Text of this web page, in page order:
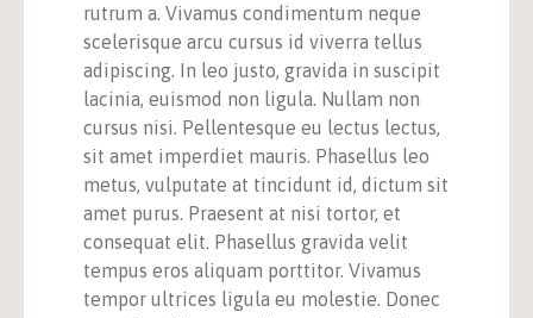
rutrum a. Vivamus condimentum neque
scelerisque arcu cursus id viverra tellus
adipiscing. In leo justo, gravida in suscipit
lacinia, euismod non ligula. Nullam non
cursus nisi. Pellentesque eu lectus lectus,
sit amet imperdiet mauris. Phasellus leo
metus, vulputate at tincidunt id, dictum sit
amet purus. Praesent at nisi tortor, et
consequat elit. Phasellus gravida velit
tempus eros aliquam porttitor. Vivamus
tempor ultrices ligula eu molestie. Donec